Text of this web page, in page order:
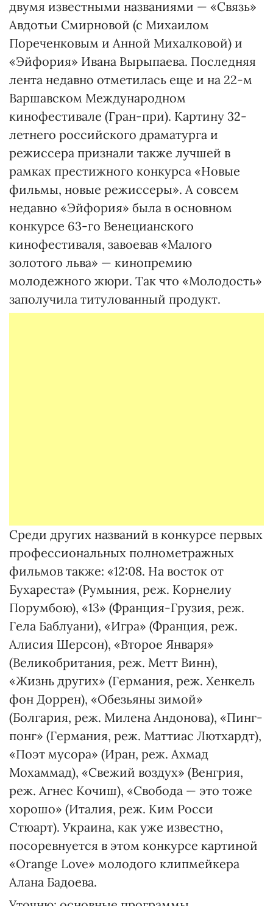
двумя известными названиями — «Связь»
Авдотьи Смирновой (с Михаилом
Пореченковым и Анной Михалковой) и
«Эйфория» Ивана Вырыпаева. Последняя
лента недавно отметилась еще и на 22-м
Варшавском Международном
кинофестивале (Гран-при). Картину 32-
летнего российского драматурга и
режиссера признали также лучшей в
рамках престижного конкурса «Новые
фильмы, новые режиссеры». А совсем
недавно «Эйфория» была в основном
конкурсе 63-го Венецианского
кинофестиваля, завоевав «Малого
золотого льва» — кинопремию
молодежного жюри. Так что «Молодость»
заполучила титулованный продукт.
Среди других названий в конкурсе первых
профессиональных полнометражных
фильмов также: «12:08. На восток от
Бухареста» (Румыния, реж. Корнелиу
Порумбою), «13» (Франция-Грузия, реж.
Гела Баблуани), «Игра» (Франция, реж.
Алисия Шерсон), «Второе Января»
(Великобритания, реж. Метт Винн),
«Жизнь других» (Германия, реж. Хенкель
фон Доррен), «Обезьяны зимой»
(Болгария, реж. Милена Андонова), «Пинг-
понг» (Германия, реж. Маттиас Лютхардт),
«Поэт мусора» (Иран, реж. Ахмад
Мохаммад), «Свежий воздух» (Венгрия,
реж. Агнес Кочиш), «Свобода — это тоже
хорошо» (Италия, реж. Ким Росси
Стюарт). Украина, как уже известно,
посоревнуется в этом конкурсе картиной
«Orange Love» молодого клипмейкера
Алана Бадоева.